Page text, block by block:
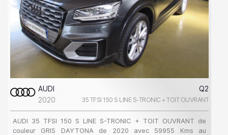
AUDI
Q2
2020
35 TFSI 150 S LINE S-TRONIC + TOIT OUVRANT
AUDI 35 TFSI 150 S LINE S-TRONIC + TOIT OUVRANT de
couleur GRIS DAYTONA de 2020 avec 59955 Kms au